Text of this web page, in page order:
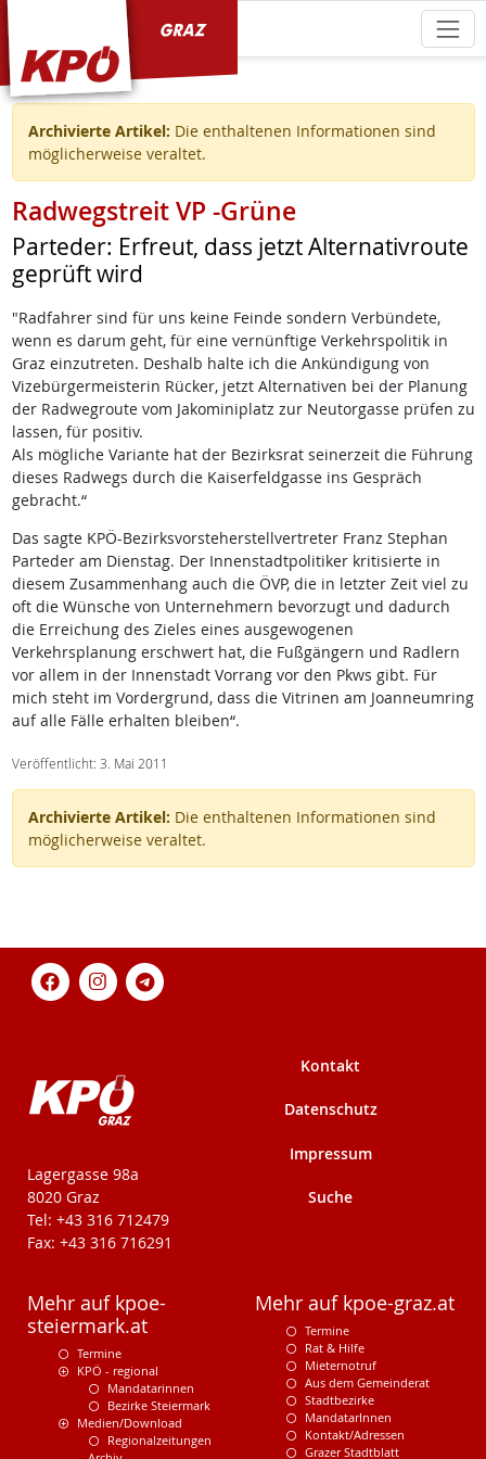
Archivierte Artikel: Die enthaltenen Informationen sind
möglicherweise veraltet.
Radwegstreit VP -Grüne
Parteder: Erfreut, dass jetzt Alternativroute
geprüft wird
"Radfahrer sind für uns keine Feinde sondern Verbündete,
wenn es darum geht, für eine vernünftige Verkehrspolitik in
Graz einzutreten. Deshalb halte ich die Ankündigung von
Vizebürgermeisterin Rücker, jetzt Alternativen bei der Planung
der Radwegroute vom Jakominiplatz zur Neutorgasse prüfen zu
lassen, für positiv.
Als mögliche Variante hat der Bezirksrat seinerzeit die Führung
dieses Radwegs durch die Kaiserfeldgasse ins Gespräch
gebracht.“
Das sagte KPÖ-Bezirksvorsteherstellvertreter Franz Stephan
Parteder am Dienstag. Der Innenstadtpolitiker kritisierte in
diesem Zusammenhang auch die ÖVP, die in letzter Zeit viel zu
oft die Wünsche von Unternehmern bevorzugt und dadurch
die Erreichung des Zieles eines ausgewogenen
Verkehrsplanung erschwert hat, die Fußgängern und Radlern
vor allem in der Innenstadt Vorrang vor den Pkws gibt. Für
mich steht im Vordergrund, dass die Vitrinen am Joanneumring
auf alle Fälle erhalten bleiben“.
Veröffentlicht: 3. Mai 2011
Archivierte Artikel: Die enthaltenen Informationen sind
möglicherweise veraltet.
KPÖ-Steiermark
Lagergasse 98a
8020 Graz
Tel: +43 316 712479
Fax: +43 316 716291
Kontakt
Datenschutz
Impressum
Suche
Mehr auf kpoe-
steiermark.at
Termine
KPÖ - regional
Mandatarinnen
Bezirke Steiermark
Medien/Download
Regionalzeitungen
Mehr auf kpoe-graz.at
Termine
Rat & Hilfe
Mieternotruf
Aus dem Gemeinderat
Stadtbezirke
MandatarInnen
Kontakt/Adressen
Grazer Stadtblatt